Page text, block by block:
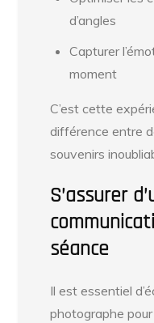
d’angles
Capturer
moment
C’est cette
différence entre
souvenirs
S’assurer
séance
Il est essentiel
photographe